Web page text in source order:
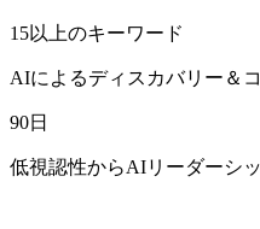
15以上のキーワード
AIによるディスカバリー＆
90日
低視認性からAIリーダーシ